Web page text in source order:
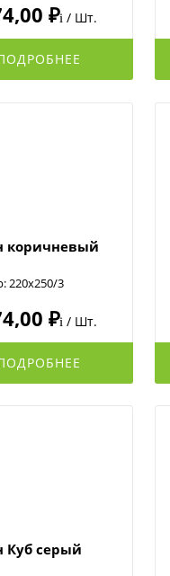
₽i / Шт.
коричневый
220x250/3
₽i / Шт.
Куб серый